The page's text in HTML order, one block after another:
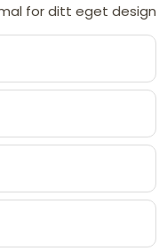
for ditt eget design